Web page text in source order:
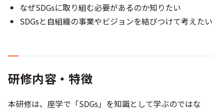
なぜSDGsに取り組む必要があるのか知りたい
SDGsと自組織の事業やビジョンを結びつけて考えたい
研修内容・特徴
本研修は、座学で「SDGs」を知識として学ぶのではな